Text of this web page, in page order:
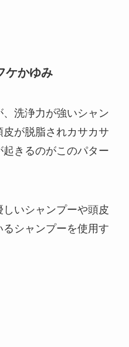
ケかゆみ
洗浄力が強いシャン
が脱脂されカサカサ
きるのがこのパター
いシャンプーや頭皮
シャンプーを使用す